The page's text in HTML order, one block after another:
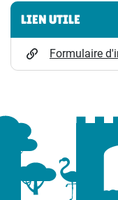
Informations
LIEN UTILE
Formulaire